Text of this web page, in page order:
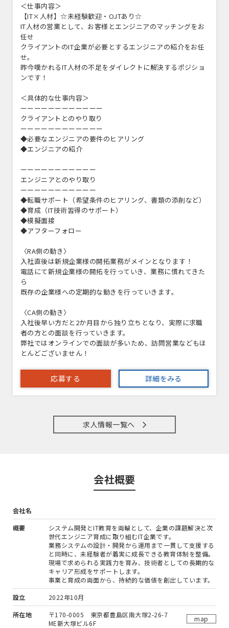
＜仕事内容＞
【IT×人材】☆未経験歓迎・OJTあり☆
IT人材の営業として、お客様とエンジニアのマッチングをお
任せ
クライアントのIT企業が必要とするエンジニアの紹介をお任
せ。
昨今嘆かれるIT人材の不足をダイレクトに解決するポジショ
ンです！
＜具体的な仕事内容＞
ーーーーーーーーーーーー
クライアントとのやり取り
ーーーーーーーーーーーー
◆必要なエンジニアの要件のヒアリング
◆エンジニアの紹介
ーーーーーーーーーーー
エンジニアとのやり取り
ーーーーーーーーーーー
◆転職サポート（希望条件のヒアリング、書類の添削など）
◆育成（IT技術習得のサポート）
◆模擬面接
◆アフターフォロー
〈RA側の動き〉
入社直後は新規企業様の開拓業務がメインとなります！
電話にて新規企業様の開拓を行っていき、業務に慣れてきた
ら
既存の企業様への定期的な動きを行っていきます。
〈CA側の動き〉
入社後早い方だと2か月目から独り立ちとなり、実際に求職
者の方との面談を行っていきます。
弊社ではオンラインでの面談が多いため、訪問営業などもほ
とんどございません！
応募する 詳細をみる
求人情報一覧へ
会社概要
会社名
概要
システム開発とIT教育を両輪として、企業の課題解決と次
世代エンジニア育成に取り組むIT企業です。
業務システムの設計・開発から運用まで一貫して支援する
と同時に、未経験者が着実に成長できる教育体制を整備。
現場で求められる実践力を育み、技術者としての長期的な
キャリア形成をサポートします。
事業と育成の両面から、持続的な価値を創出しています。
設立
2022年10月
所在地
〒170-0005 東京都豊島区南大塚2-26-7
ME新大塚ビル6F
map